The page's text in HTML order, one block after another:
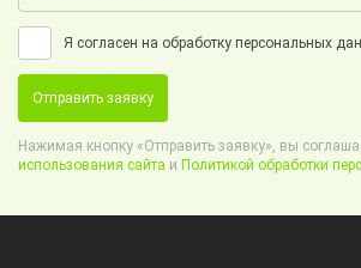
Я согласен на обработку персональных
Отправить заявку
Нажимая кнопку «Отправить заявку», вы
использования сайта и Политикой обработки